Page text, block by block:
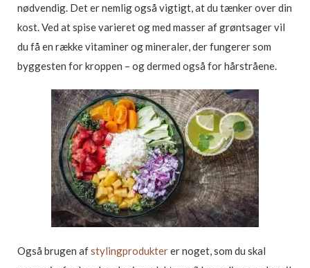
nødvendig. Det er nemlig også vigtigt, at du tænker over din
kost. Ved at spise varieret og med masser af grøntsager vil
du få en række vitaminer og mineraler, der fungerer som
byggesten for kroppen – og dermed også for hårstråene.
Også brugen afstylingprodukterer noget, som du skal